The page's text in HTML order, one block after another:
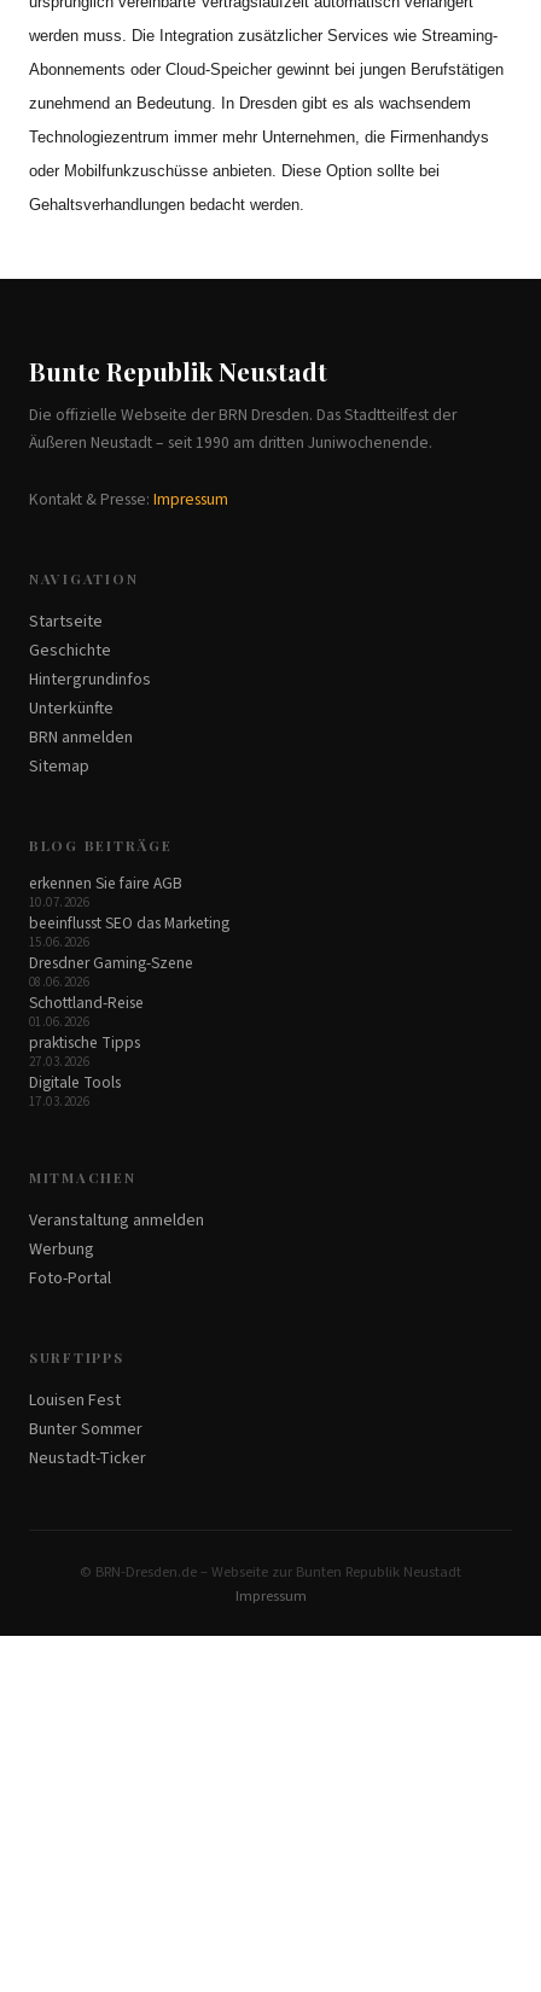
werden muss. Die Integration zusätzlicher Services wie Streaming-
Abonnements oder Cloud-Speicher gewinnt bei jungen Berufstätigen
zunehmend an Bedeutung. In Dresden gibt es als wachsendem
Technologiezentrum immer mehr Unternehmen, die Firmenhandys
oder Mobilfunkzuschüsse anbieten. Diese Option sollte bei
Gehaltsverhandlungen bedacht werden.
Bunte Republik Neustadt
Die offizielle Webseite der BRN Dresden. Das Stadtteilfest der
Äußeren Neustadt – seit 1990 am dritten Juniwochenende.
Kontakt & Presse: Impressum
NAVIGATION
Startseite
Geschichte
Hintergrundinfos
Unterkünfte
BRN anmelden
Sitemap
BLOG BEITRÄGE
erkennen Sie faire AGB
10.07.2026
beeinflusst SEO das Marketing
15.06.2026
Dresdner Gaming-Szene
08.06.2026
Schottland-Reise
01.06.2026
praktische Tipps
27.03.2026
Digitale Tools
17.03.2026
MITMACHEN
Veranstaltung anmelden
Werbung
Foto-Portal
SURFTIPPS
Louisen Fest
Bunter Sommer
Neustadt-Ticker
© BRN-Dresden.de – Webseite zur Bunten Republik Neustadt
Impressum